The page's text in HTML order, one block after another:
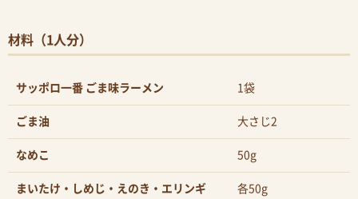
材料（1人分）
サッポロ一番 ごま味ラーメン 1袋
ごま油 大さじ2
なめこ 50g
まいたけ・しめじ・えのき・エリンギ 各50g